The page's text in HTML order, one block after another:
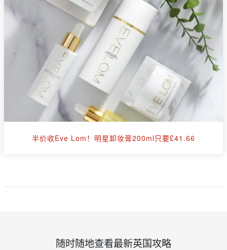
半价收Eve Lom！明星卸妆膏200ml只要£41.66
随时随地查看最新英国攻略